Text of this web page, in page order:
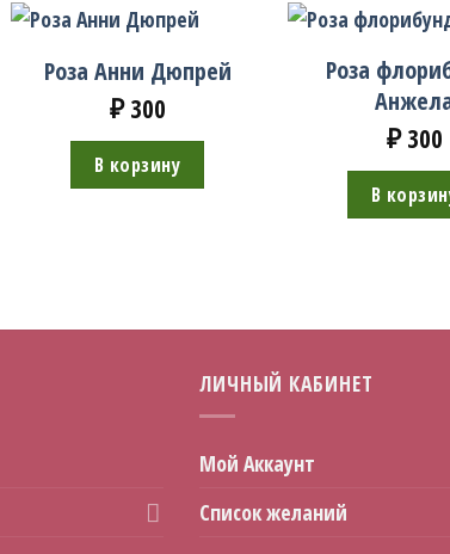
Роза Анни Дюпрей
₽300
В корзину
Роза
₽300
В
ЛИЧНЫЙ КАБИНЕТ
Мой Аккаунт
Список желаний